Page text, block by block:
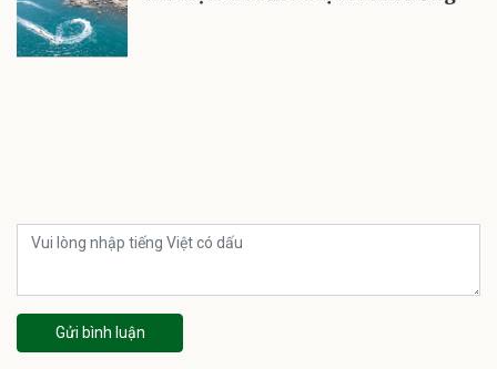
Gửi bình luận